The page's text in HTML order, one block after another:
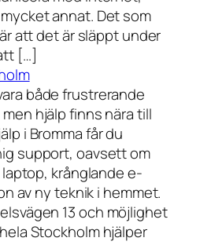
annat. Det som
att det är släppt under
[…]
både frustrerande
hjälp finns nära till
i Bromma får du
support, oavsett om
krånglande e-
av ny teknik i hemmet.
13 och möjlighet
Stockholm hjälper